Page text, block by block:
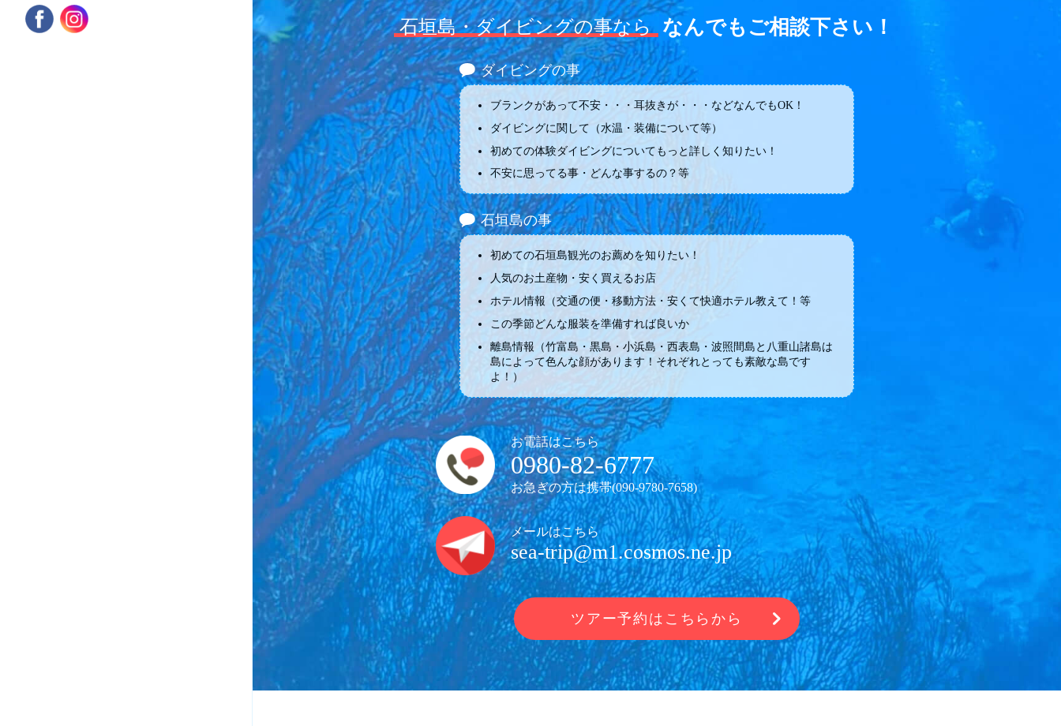
石垣島・ダイビングの事なら なんでもご相談下さい！
ダイビングの事
ブランクがあって不安・・・耳抜きが・・・などなんでもOK！
ダイビングに関して（水温・装備について等）
初めての体験ダイビングについてもっと詳しく知りたい！
不安に思ってる事・どんな事するの？等
石垣島の事
初めての石垣島観光のお薦めを知りたい！
人気のお土産物・安く買えるお店
ホテル情報（交通の便・移動方法・安くて快適ホテル教えて！等
この季節どんな服装を準備すれば良いか
離島情報（竹富島・黒島・小浜島・西表島・波照間島と八重山諸島は
島によって色んな顔があります！それぞれとっても素敵な島です
よ！）
お電話はこちら
0980-82-6777
お急ぎの方は携帯(090-9780-7658)
メールはこちら
sea-trip@m1.cosmos.ne.jp
ツアー予約はこちらから